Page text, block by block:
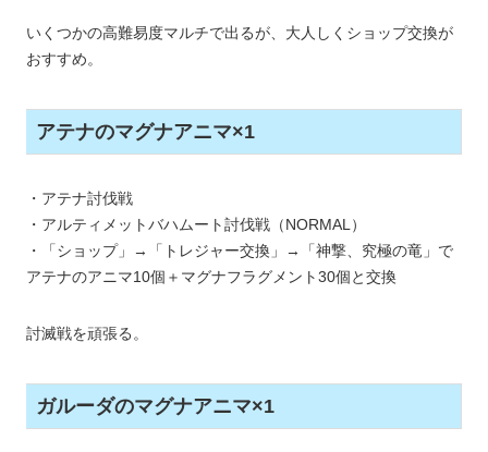
いくつかの高難易度マルチで出るが、大人しくショップ交換が
おすすめ。
アテナのマグナアニマ×1
・アテナ討伐戦
・アルティメットバハムート討伐戦（NORMAL）
・「ショップ」→「トレジャー交換」→「神撃、究極の竜」で
アテナのアニマ10個＋マグナフラグメント30個と交換
討滅戦を頑張る。
ガルーダのマグナアニマ×1